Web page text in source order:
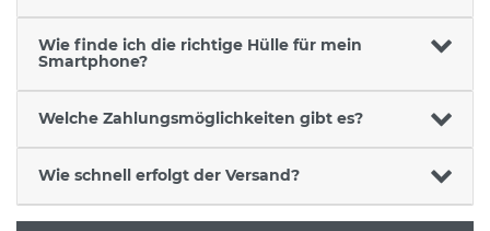
Wie finde ich die richtige Hülle für mein
Smartphone?
Welche Zahlungsmöglichkeiten gibt es?
Wie schnell erfolgt der Versand?